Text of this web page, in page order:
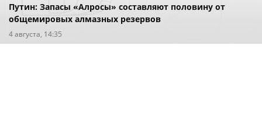
Путин: Запасы «Алросы» составляют половину от
общемировых алмазных резервов
4 августа, 14:35